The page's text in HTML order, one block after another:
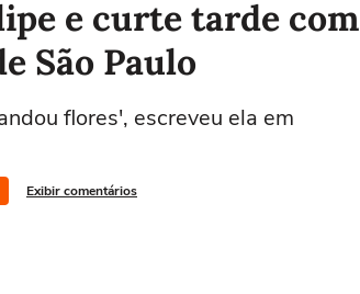
e curte tarde com
São Paulo
flores', escreveu ela em
Exibir comentários